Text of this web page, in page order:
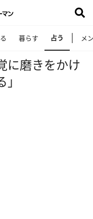
暮らす 占う メ
に磨きをかけ